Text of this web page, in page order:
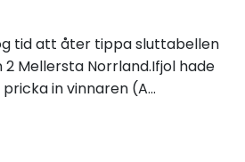
tid att åter tippa sluttabellen
2 Mellersta Norrland.Ifjol hade
in vinnaren (A...